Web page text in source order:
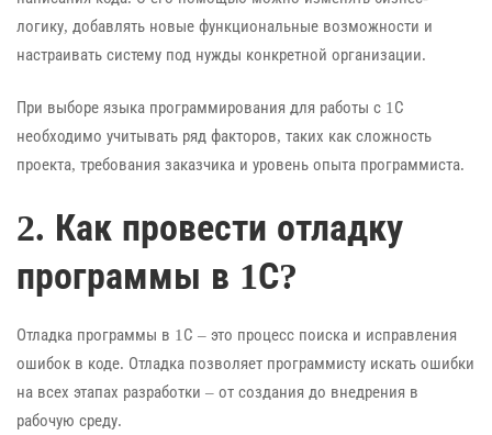
логику, добавлять новые функциональные возможности и
настраивать систему под нужды конкретной организации.
При выборе языка программирования для работы с 1С
необходимо учитывать ряд факторов, таких как сложность
проекта, требования заказчика и уровень опыта программиста.
2. Как провести отладку
программы в 1С?
Отладка программы в 1С – это процесс поиска и исправления
ошибок в коде. Отладка позволяет программисту искать ошибки
на всех этапах разработки – от создания до внедрения в
рабочую среду.